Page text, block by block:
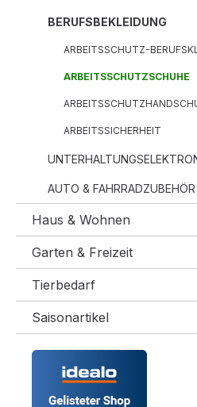
BERUFSBEKLEIDUNG
ARBEITSSCHUTZ-
ARBEITSSCHUTZSCHUHE
ARBEITSSICHERHEIT
AUTO & FAHRRADZUBEHÖR
Haus & Wohnen
Garten & Freizeit
Tierbedarf
Saisonartikel